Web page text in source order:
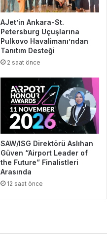
AJet’in Ankara-St.
Petersburg Uçuşlarına
Pulkovo Havalimanı’ndan
Tanıtım Desteği
2 saat önce
SAW/ISG Direktörü Aslıhan
Güven “Airport Leader of
the Future” Finalistleri
Arasında
12 saat önce